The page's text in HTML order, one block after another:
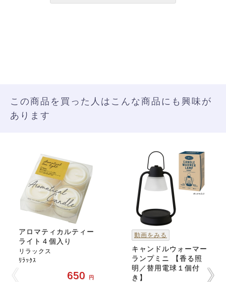
この商品を買った人はこんな商品にも興味が
あります
アロマティカルティー
ライト４個入り
リラックス
ﾘﾗｯｸｽ
650 円
動画をみる
キャンドルウォーマー
ランプミニ 【香る照
明／替用電球１個付
き】